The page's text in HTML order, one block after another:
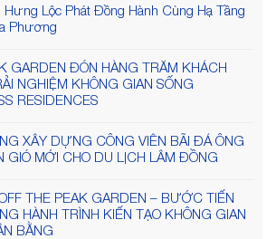
Lộc Phát Đồng Hành Cùng Hạ Tầng
Phương
GARDEN ĐÓN HÀNG TRĂM KHÁCH
NGHIỆM KHÔNG GIAN SỐNG
RESIDENCES
XÂY DỰNG CÔNG VIÊN BÃI ĐÁ ÔNG
GIÓ MỚI CHO DU LỊCH LÂM ĐỒNG
THE PEAK GARDEN – BƯỚC TIẾN
HÀNH TRÌNH KIẾN TẠO KHÔNG GIAN
BẰNG